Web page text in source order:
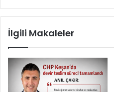
İlgili Makaleler